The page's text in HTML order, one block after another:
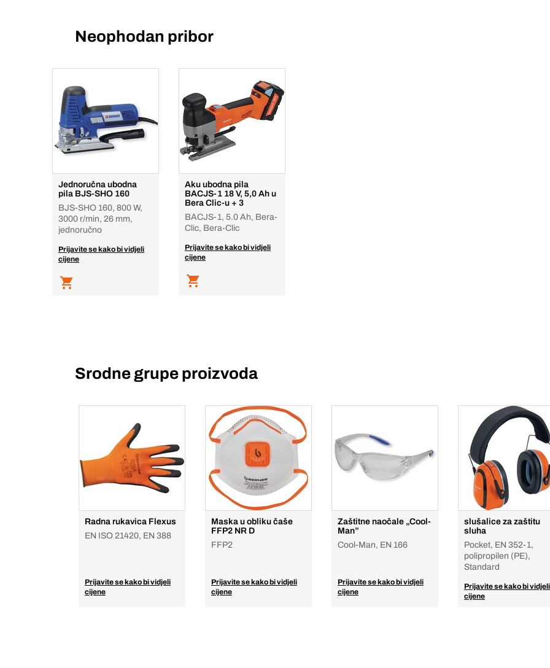
Neophodan pribor
Jednoručna ubodna
pila BJS-SHO 160
BJS-SHO 160, 800 W,
3000 r/min, 26 mm,
jednoručno
Prijavite se kako bi vidjeli
cijene
Aku ubodna pila
BACJS-1 18 V, 5,0 Ah u
Bera Clic-u + 3
BACJS-1, 5.0 Ah, Bera-
Clic, Bera-Clic
Prijavite se kako bi vidjeli
cijene
Srodne grupe proizvoda
Radna rukavica Flexus
EN ISO 21420, EN 388
Prijavite se kako bi vidjeli
cijene
Maska u obliku čaše
FFP2 NR D
FFP2
Prijavite se kako bi vidjeli
cijene
Zaštitne naočale „Cool-
Man”
Cool-Man, EN 166
Prijavite se kako bi vidjeli
cijene
slušalice za zaštitu
sluha
Pocket, EN 352-1,
polipropilen (PE),
Standard
Prijavite se kako bi vidjeli
cijene